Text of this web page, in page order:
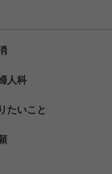
人科
たいこと